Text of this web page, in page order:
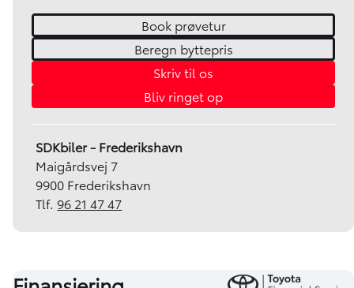
Book prøvetur
Beregn byttepris
Skriv til os
Bliv ringet op
SDKbiler - Frederikshavn
Maigårdsvej 7
9900 Frederikshavn
Tlf.96 21 47 47